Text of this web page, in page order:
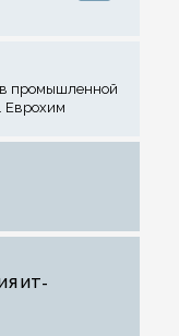
промышленной
Еврохим
ИТ-